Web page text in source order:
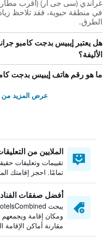
في منطقة حيوية، فقد تلاحظ
الطرق.
هل يعتبر إيبيس بدجت كامبو
الأليفة؟
ما هو رقم هاتف إيبيس بدجت
عرض المزيد من
الملايين من
تقييمات وتعليقات
تمامًا. احجز إقامتك
أفضل صفقات
ومكان إقامة
مقارنة أماكن الإقامة